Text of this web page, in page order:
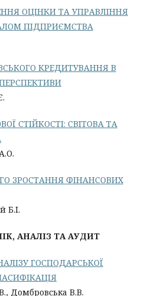
ОЦІНКИ ТА УПРАВЛІННЯ
ПІДПРИЄМСТВА
КРЕДИТУВАННЯ В
СТІЙКОСТІ: СВІТОВА ТА
ЗРОСТАННЯ ФІНАНСОВИХ
Б.І.
АНАЛІЗ ТА АУДИТ
ГОСПОДАРСЬКОЇ
Домбровська В.В.